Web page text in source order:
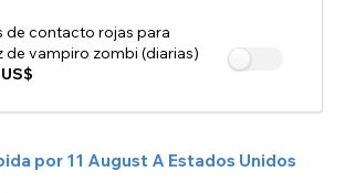
de contacto rojas para
de vampiro zombi (diarias)
por 11 August A Estados Unidos